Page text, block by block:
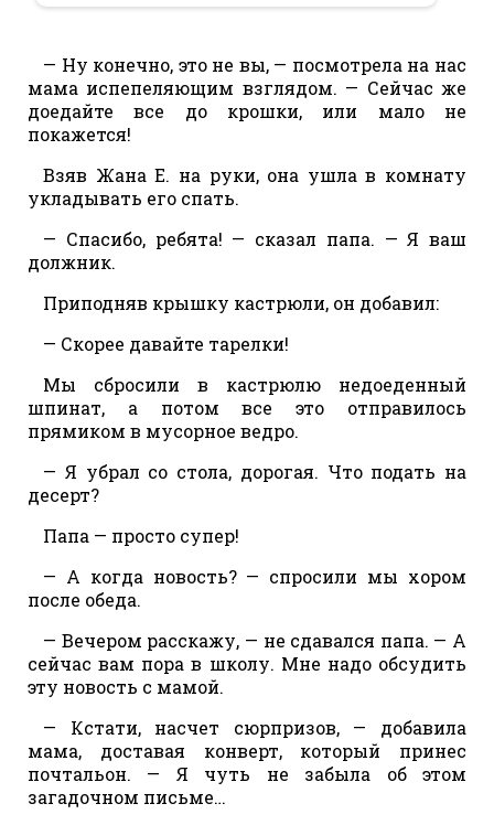
— Ну конечно, это не вы, — посмотрела на нас
мама испепеляющим взглядом. — Сейчас же
доедайте все до крошки, или мало не
покажется!
Взяв Жана Е. на руки, она ушла в комнату
укладывать его спать.
— Спасибо, ребята! — сказал папа. — Я ваш
должник.
Приподняв крышку кастрюли, он добавил:
— Скорее давайте тарелки!
Мы сбросили в кастрюлю недоеденный
шпинат, а потом все это отправилось
прямиком в мусорное ведро.
— Я убрал со стола, дорогая. Что подать на
десерт?
Папа — просто супер!
— А когда новость? — спросили мы хором
после обеда.
— Вечером расскажу, — не сдавался папа. — А
сейчас вам пора в школу. Мне надо обсудить
эту новость с мамой.
— Кстати, насчет сюрпризов, — добавила
мама, доставая конверт, который принес
почтальон. — Я чуть не забыла об этом
загадочном письме…